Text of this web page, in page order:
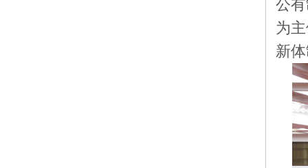
公
为
新